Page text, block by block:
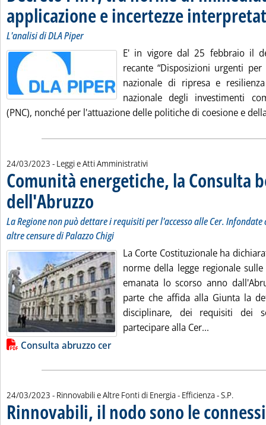
applicazione e incertezze
L'analisi di DLA Piper
E' in vigore dal 25 febbraio il
recante “Disposizioni urgenti
nazionale di ripresa e
nazionale degli investimenti
(PNC), nonché per l'attuazione delle politiche di coesione e
24/03/2023 - Leggi e Atti Amministrativi
Comunità energetiche, la Consulta
dell'Abruzzo . Sottotitolo: La Regione non può dettare i requisiti per
. Pubblicata venerdì 24 marzo 2023 alle 13.10.
La Regione non può dettare i requisiti per l'accesso alle Cer.
altre censure di Palazzo Chigi
La Corte Costituzionale ha
norme della legge regionale
emanata lo scorso anno
parte che affida alla Giunta la
disciplinare, dei requisiti dei
partecipare alla Cer...
Lista allegati PDF alla notizia
Consulta abruzzo cer
24/03/2023 - Rinnovabili e Altre Fonti di Energia - Efficienza -di:
S.P.
Rinnovabili, il nodo sono le